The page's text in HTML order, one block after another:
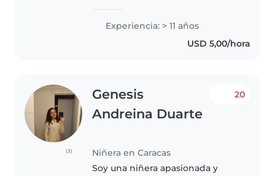
primaria, secundaria ,
universiitario. he cuidado a niños
de distintas edades. Porque
Experiencia: > 11 años
USD 5,00/hora
(3)
Genesis
Andreina Duarte
Niñera en Caracas
20
Soy una niñera apasionada y